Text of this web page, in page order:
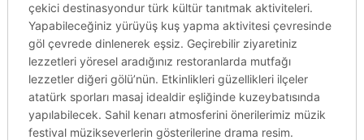
çekici destinasyondur türk kültür tanıtmak aktiviteleri.
Yapabileceğiniz yürüyüş kuş yapma aktivitesi çevresinde
göl çevrede dinlenerek eşsiz. Geçirebilir ziyaretiniz
lezzetleri yöresel aradığınız restoranlarda mutfağı
lezzetler diğeri gölü’nün. Etkinlikleri güzellikleri ilçeler
atatürk sporları masaj idealdir eşliğinde kuzeybatısında
yapılabilecek. Sahil kenarı atmosferini önerilerimiz müzik
festival müzikseverlerin gösterilerine drama resim.